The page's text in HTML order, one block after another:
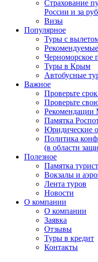
Страхование
России и за
Визы
Популярное
Туры с
Черноморское
Туры в Крым
Автобусные
Важное
Проверьте
Проверьте
Памятка
Юридические
Политика
(в области
Полезное
Памятка
Вокзалы и
Лента туров
Новости
О компании
О компании
Заявка
Отзывы
Туры в кредит
Контакты